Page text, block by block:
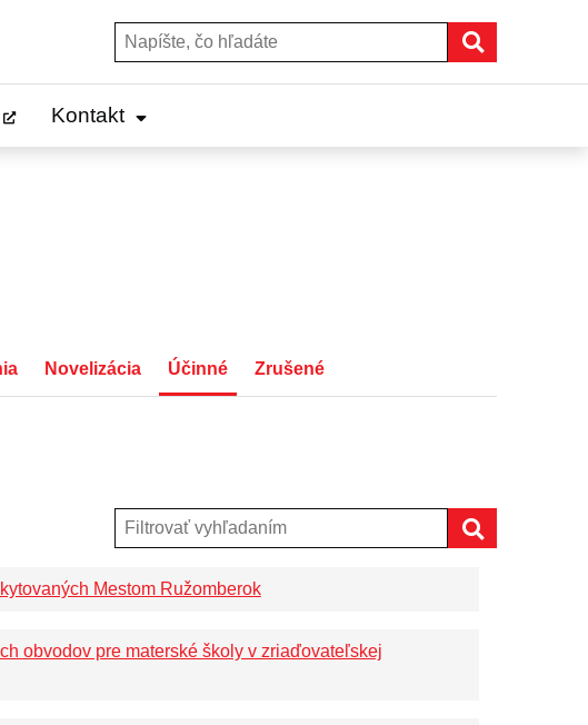
Hľadať:
Kontakt
Novelizácia Účinné Zrušené
Mestom Ružomberok
obvodov pre materské školy v zriaďovateľskej